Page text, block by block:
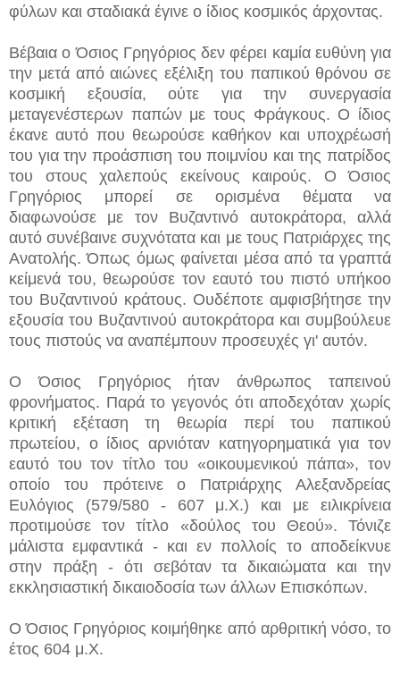
φύλων και σταδιακά έγινε ο ίδιος κοσμικός άρχοντας.
Βέβαια ο Όσιος Γρηγόριος δεν φέρει καμία ευθύνη για
την μετά από αιώνες εξέλιξη του παπικού θρόνου σε
κοσμική εξουσία, ούτε για την συνεργασία
μεταγενέστερων παπών με τους Φράγκους. Ο ίδιος
έκανε αυτό που θεωρούσε καθήκον και υποχρέωσή
του για την προάσπιση του ποιμνίου και της πατρίδος
του στους χαλεπούς εκείνους καιρούς. Ο Όσιος
Γρηγόριος μπορεί σε ορισμένα θέματα να
διαφωνούσε με τον Βυζαντινό αυτοκράτορα, αλλά
αυτό συνέβαινε συχνότατα και με τους Πατριάρχες της
Ανατολής. Όπως όμως φαίνεται μέσα από τα γραπτά
κείμενά του, θεωρούσε τον εαυτό του πιστό υπήκοο
του Βυζαντινού κράτους. Ουδέποτε αμφισβήτησε την
εξουσία του Βυζαντινού αυτοκράτορα και συμβούλευε
τους πιστούς να αναπέμπουν προσευχές γι' αυτόν.
Ο Όσιος Γρηγόριος ήταν άνθρωπος ταπεινού
φρονήματος. Παρά το γεγονός ότι αποδεχόταν χωρίς
κριτική εξέταση τη θεωρία περί του παπικού
πρωτείου, ο ίδιος αρνιόταν κατηγορηματικά για τον
εαυτό του τον τίτλο του «οικουμενικού πάπα», τον
οποίο του πρότεινε ο Πατριάρχης Αλεξανδρείας
Ευλόγιος (579/580 - 607 μ.Χ.) και με ειλικρίνεια
προτιμούσε τον τίτλο «δούλος του Θεού». Τόνιζε
μάλιστα εμφαντικά - και εν πολλοίς το αποδείκνυε
στην πράξη - ότι σεβόταν τα δικαιώματα και την
εκκλησιαστική δικαιοδοσία των άλλων Επισκόπων.
Ο Όσιος Γρηγόριος κοιμήθηκε από αρθριτική νόσο, το
έτος 604 μ.Χ.